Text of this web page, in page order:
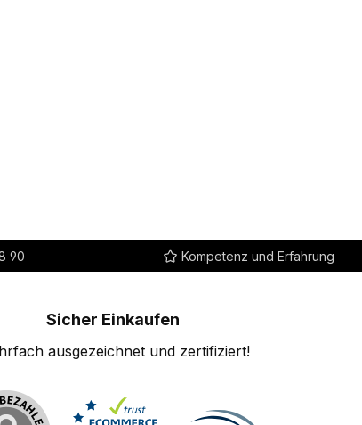
90 Kompetenz und Erfahrung
Sicher Einkaufen
ausgezeichnet und zertifiziert!